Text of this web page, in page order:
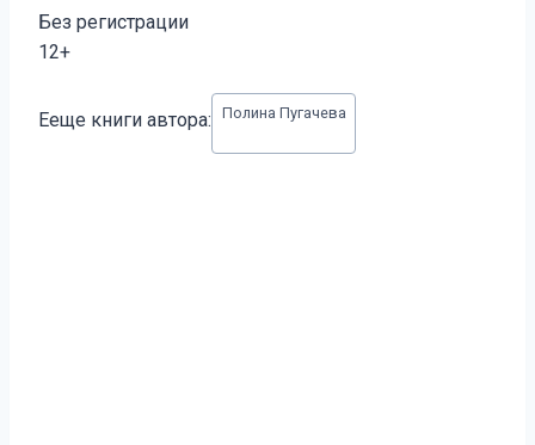
Без регистрации
12+
записи:
Ееще книги автора: Полина Пугачева